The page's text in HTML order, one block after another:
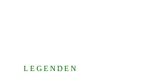
L E G E N D E N